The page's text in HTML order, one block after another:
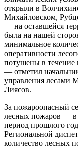
открыли в
Михайловском,
— на оставшейся
была на нашей
минимальное
оперативности
потушены в течение
— отметил
управления лесами
Лиясов.
За пожароопасный
лесных пожаров — в
период прошлого
Региональной
количество лесных